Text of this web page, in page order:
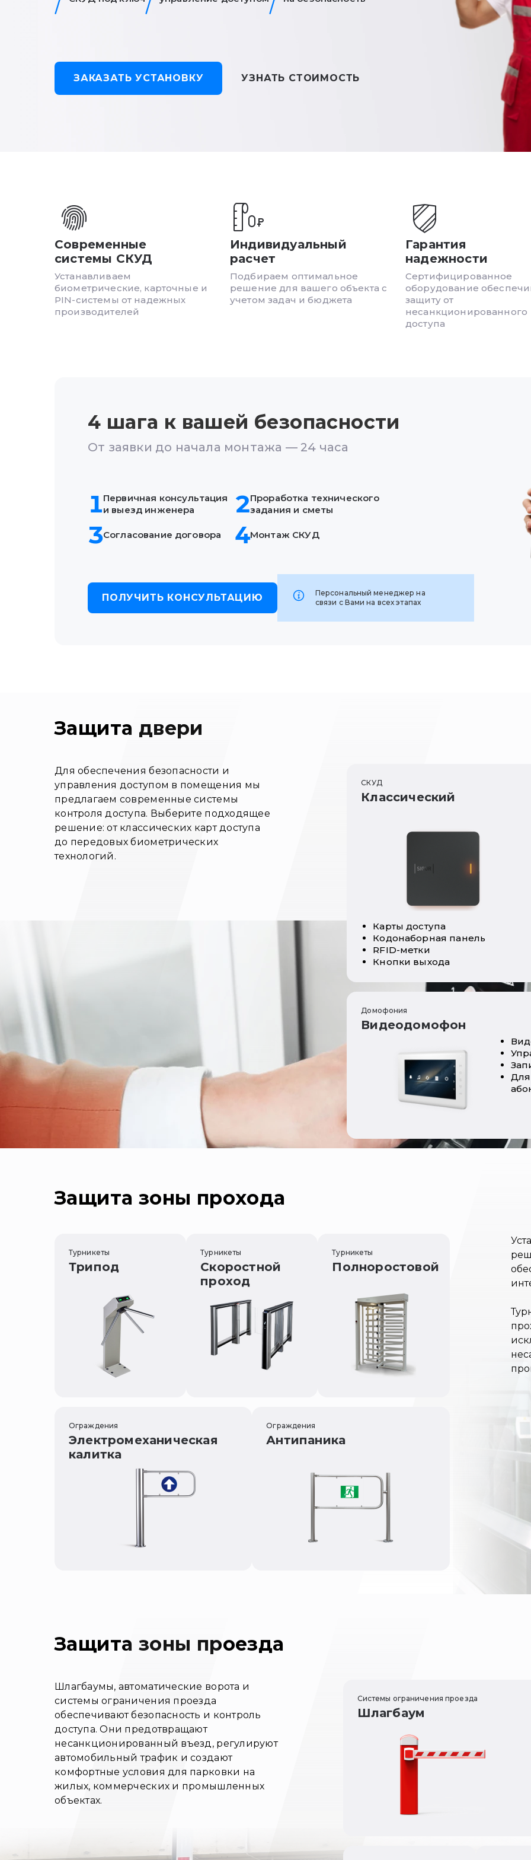
ЗАКАЗАТЬ УСТАНОВКУ УЗНАТЬ СТОИМОСТЬ
Современные
системы СКУД
Устанавливаем
биометрические, карточные и
PIN-системы от надежных
производителей
Индивидуальный
расчет
Подбираем оптимальное
решение для вашего объекта с
учетом задач и бюджета
Гарантия
надежности
Сертифицированное
оборудование
защиту от
несанкционированного
доступа
4 шага к вашей безопасности
От заявки до начала монтажа — 24 часа
1Первичная консультация
и выезд инженера
2Проработка технического
задания и сметы
3Согласование договора 4МонтажСКУД
ПОЛУЧИТЬ КОНСУЛЬТАЦИЮ
Персональный менеджер на
связи с Вами на всех этапах
Защита двери
Для обеспечения безопасности и
управления доступом в помещения мы
предлагаем современные системы
контроля доступа. Выберите подходящее
решение: от классических карт доступа
до передовых биометрических
технологий.
СКУД
Классический
Карты доступа
Кодонаборная панель
RFID-метки
Кнопки выхода
Домофония
Видеодомофон
Защита зоны прохода
Турникеты
Трипод
Турникеты
Скоростной
проход
Турникеты
Полноростовой
Ограждения
Электромеханическая
калитка
Ограждения
Антипаника
Защита зоны проезда
Шлагбаумы, автоматические ворота и
системы ограничения проезда
обеспечивают безопасность и контроль
доступа. Они предотвращают
несанкционированный въезд, регулируют
автомобильный трафик и создают
комфортные условия для парковки на
жилых, коммерческих и промышленных
объектах.
Системы ограничения проезда
Шлагбаум